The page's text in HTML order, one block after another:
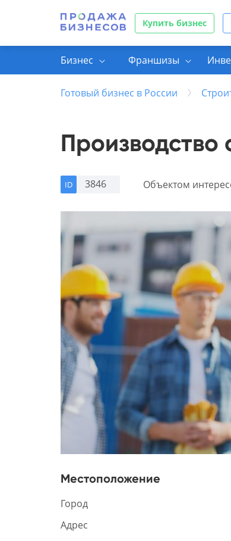
Купить бизнес
Бизнес Франшизы
Готовый бизнес в России
Производство
ID 3846 Объектом
Местоположение
Город
Адрес